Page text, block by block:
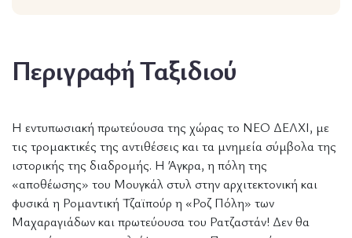
Περιγραφή Ταξιδιού
Η εντυπωσιακή πρωτεύουσα της χώρας το ΝΕΟ ΔΕΛΧΙ, με
τις τρομακτικές της αντιθέσεις και τα μνημεία σύμβολα της
ιστορικής της διαδρομής. Η Άγκρα, η πόλη της
«αποθέωσης» του Μουγκάλ στυλ στην αρχιτεκτονική και
φυσικά η Ρομαντική Τζαϊπούρ η «Ροζ Πόλη» των
Μαχαραγιάδων και πρωτεύουσα του Ρατζαστάν! Δεν θα